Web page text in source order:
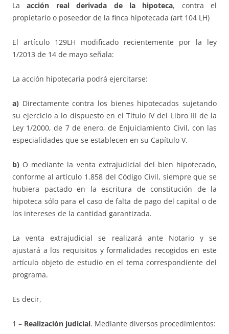
Laacción real derivada de la hipoteca, contra el
propietario o poseedor de la finca hipotecada (art 104 LH)
El artículo 129LH modificado recientemente por la ley
1/2013 de 14 de mayo señala:
La acción hipotecaria podrá ejercitarse:
a) Directamente contra los bienes hipotecados sujetando
su ejercicio a lo dispuesto en el Título IV del Libro III de la
Ley 1/2000, de 7 de enero, de Enjuiciamiento Civil, con las
especialidades que se establecen en su Capítulo V.
b) O mediante la venta extrajudicial del bien hipotecado,
conforme al artículo 1.858 del Código Civil, siempre que se
hubiera pactado en la escritura de constitución de la
hipoteca sólo para el caso de falta de pago del capital o de
los intereses de la cantidad garantizada.
La venta extrajudicial se realizará ante Notario y se
ajustará a los requisitos y formalidades recogidos en este
artículo objeto de estudio en el tema correspondiente del
programa.
Es decir,
1 – Realización judicial. Mediante diversos procedimientos: